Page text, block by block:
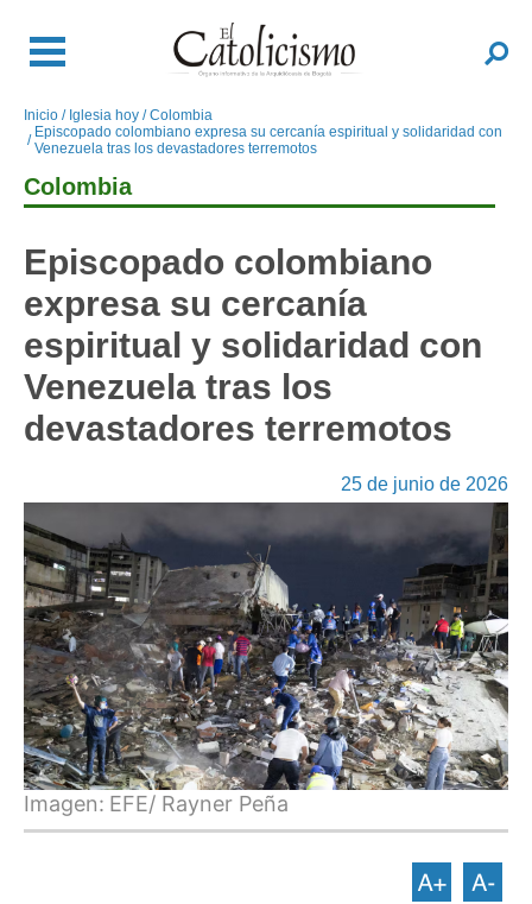
contenido
Buscar
Sobrescribir
enlaces
de
ayuda
la
navegación
Inicio Iglesia hoy
Colombia
Episcopado colombiano expresa su cercanía espiritual y solidaridad con
Venezuela tras los devastadores terremotos
Colombia
Episcopado colombiano
expresa su cercanía
espiritual y solidaridad con
Venezuela tras los
devastadores terremotos
25 de junio de 2026
Imagen: EFE/ Rayner Peña